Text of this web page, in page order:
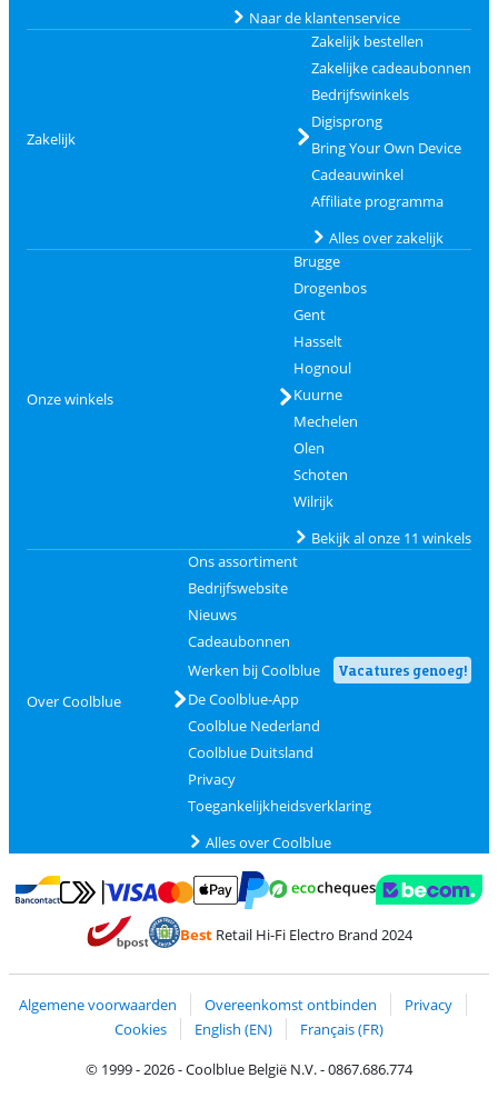
Naar de klantenservice
Zakelijk
Zakelijk bestellen
Zakelijke cadeaubonnen
Bedrijfswinkels
Digisprong
Bring Your Own Device
Cadeauwinkel
Affiliate programma
Alles over zakelijk
Onze winkels
Brugge
Drogenbos
Gent
Hasselt
Hognoul
Kuurne
Mechelen
Olen
Schoten
Wilrijk
Bekijk al onze 11 winkels
Over Coolblue
Ons assortiment
Bedrijfswebsite
Nieuws
Cadeaubonnen
Werken bij Coolblue
Vacatures genoeg!
De Coolblue-App
Coolblue Nederland
Coolblue Duitsland
Privacy
Toegankelijkheidsverklaring
Alles over Coolblue
Betalen met Bancontact
Betalen met MasterCard en Visa via ClickToPay
BestRetail Hi-Fi Electro Brand 2024
Algemene voorwaarden Overeenkomst ontbinden
Privacy
Cookies
English (EN)
Français (FR)
© 1999 - 2026 - Coolblue België N.V. - 0867.686.774